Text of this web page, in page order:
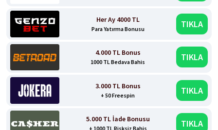
Her Ay 4000 TL
Para Yatırma Bonusu TIKLA
4.000 TL Bonus
1000 TL Bedava Bahis TIKLA
3.000 TL Bonus
+ 50 Freespin TIKLA
5.000 TL İade Bonusu
+ 1000 TL Risksiz Bahis TIKLA